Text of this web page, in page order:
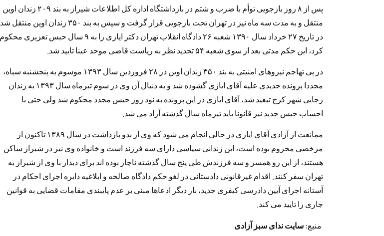
پس از ٨ روز بازجویى توأم با ضرب و شتم در بازداشتگاه اداره کل اطلاعات شیراز به بند ٢٠٩ زندان اوین
منتقل و به مدت سه ماه نیز در تهران تحت بازجویى قرار گرفت و سپس به بند ٣۵٠ زندان اوین منتقل شد.
در تاریخ ٢٧ خرداد سال ١٣٩٠ شعبه ٢۶ دادگاه انقلاب تهران دکتر ایازى را به ٩ سال حبس تعزیرى محکوم
کرد، این حکم مدتى بعد از سوى شعبه ۵۴ تجدید نظر به ریاست قاضى موحد عینا تایید شد.
در پى تهاجم نیروهاى امنیتى به بند ٣۵٠ زندان اوین در ٢٨ فروردین سال ١٣٩٣ موسوم به پنجشنبه سیاه،
مجددا پرونده جدیدى علیه آقاى ایازى گشوده شد و به دنبال آن وى در سوم تیرماه سال ١٣٩٣ به زندان
رجایى شهر کرج تبعید شد، آقای ایازی در این پرونده به نود روز حبس مجدد محکوم شد ولی حتی با
احساب حبس جدید نیز قانونا باید تیرماه سال گذشته آزاد می شد.
ممانعت از آزادی آقای ایازى در حالی انجام می شود که وی از بدو بازداشت در سال ١٣٨٩ تاکنون از
مرخصى محروم بوده است، این زندانی سیاسی داراى سه فرزند است و خانواده وى نیز در شیراز ساکن
هستند، از این رو همسر و سه فرزندش طى پنج سال گذشته ناچار بوده اند براى دیدار با وى از شیراز به
تهران سفر کنند. اقدام غیرقانونى دادستانى در لغو حکم دادگاه صالحه و ابلاغیه دایره اجراى احکام در
آستانه اجراى آیین دادرسى کیفرى جدید، بار دیگر ادعاها مبنى بر عدم پایبندى مقامات قضایى به قوانین
جارى را تایید مى کند.
منبع: سایت ندای سبز آزادی